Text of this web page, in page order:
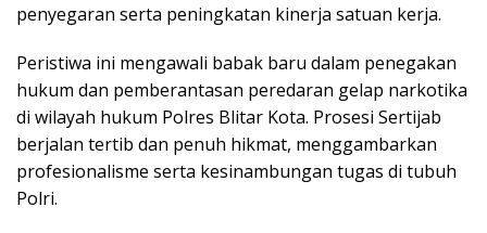
penyegaran serta peningkatan kinerja satuan kerja.
Peristiwa ini mengawali babak baru dalam penegakan
hukum dan pemberantasan peredaran gelap narkotika
di wilayah hukum Polres Blitar Kota. Prosesi Sertijab
berjalan tertib dan penuh hikmat, menggambarkan
profesionalisme serta kesinambungan tugas di tubuh
Polri.